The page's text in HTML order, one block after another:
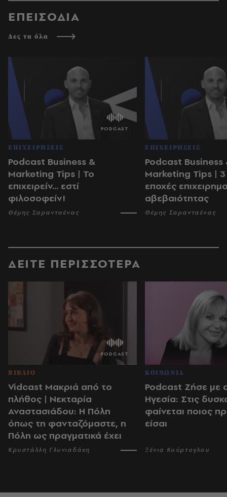
ΕΠΕΙΣΟΔΙΑ
Δες τα όλα
ΕΠΙΧΕΙΡΗΣΕΙΣ
Podcast Business &
Marketing Tips | Το
επιχειρείν... εστί
φιλοσοφείν!
Θέμης Σαρανταένας
ΕΠΙΧΕΙΡΗΣΕΙΣ
Podcast Business
Marketing Tips | 3
εποχές
αβεβαιότητας
Θέμης Σαρανταένας
ΔΕΙΤΕ ΠΕΡΙΣΣΟΤΕΡΑ
ΒΙΒΛΙΟ
Vidcast Μακριά από το
πλήθος | Νεκταρία
Αναστασιάδου: Η Πόλη
όπως τη φανταζόμαστε, η
Πόλη ως πραγματικά έχει
Κρυστάλλη Γλυνιαδάκη
ΚΟΙΝΩΝΙΑ
Podcast Ζήσε με
Ηγεσία: Στις
φαίνεται ποιος
είσαι
Ξένια Κούρτογλου